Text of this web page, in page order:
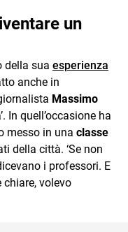
un
della sua esperienza
anche in
Massimo
In quell’occasione ha
messo in una classe
della città. ‘Se non
i professori. E
chiare, volevo